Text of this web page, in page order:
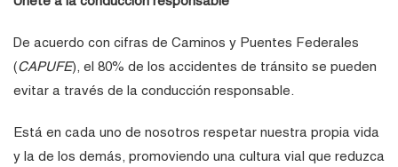
De acuerdo con cifras de Caminos y Puentes Federales
(CAPUFE), el 80% de los accidentes de tránsito se pueden
evitar a través de la conducción responsable.
Está en cada uno de nosotros respetar nuestra propia vida
y la de los demás, promoviendo una cultura vial que reduzca